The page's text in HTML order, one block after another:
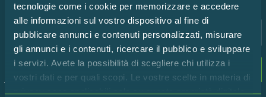
tecnologie come i cookie per memorizzare e accedere
alle informazioni sul vostro dispositivo al fine di
pubblicare annunci e contenuti personalizzati, misurare
gli annunci e i contenuti, ricercare il pubblico e sviluppare
i servizi. Avete la possibilità di scegliere chi utilizza i
vostri dati e per quali scopi. Le vostre scelte in materia di
privacy sono applicabili solo su questa proprietà digitale
Dichiaro di accettare i termini dellaprivacy
policy